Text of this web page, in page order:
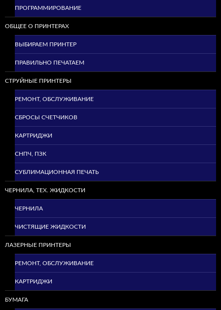
ПРОГРАММИРОВАНИЕ
ОБЩЕЕ О ПРИНТЕРАХ
ВЫБИРАЕМ ПРИНТЕР
ПРАВИЛЬНО ПЕЧАТАЕМ
СТРУЙНЫЕ ПРИНТЕРЫ
РЕМОНТ, ОБСЛУЖИВАНИЕ
СБРОСЫ СЧЕТЧИКОВ
КАРТРИДЖИ
СНПЧ, ПЗК
СУБЛИМАЦИОННАЯ ПЕЧАТЬ
ЧЕРНИЛА, ТЕХ. ЖИДКОСТИ
ЧЕРНИЛА
ЧИСТЯЩИЕ ЖИДКОСТИ
ЛАЗЕРНЫЕ ПРИНТЕРЫ
РЕМОНТ, ОБСЛУЖИВАНИЕ
КАРТРИДЖИ
БУМАГА